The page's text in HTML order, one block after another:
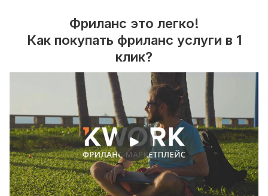
Фриланс это легко!
Как покупать фриланс услуги в 1
клик?